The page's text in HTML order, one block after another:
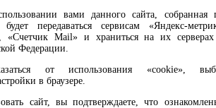
детская библиотека имени
или ссылку ниже
вами данного сайта, собранная
передаваться сервисам «Яндекс-
«Счетчик Mail» и храниться на их
Федерации.
от использования «cookie»,
в браузере.
сайт, вы подтверждаете, что